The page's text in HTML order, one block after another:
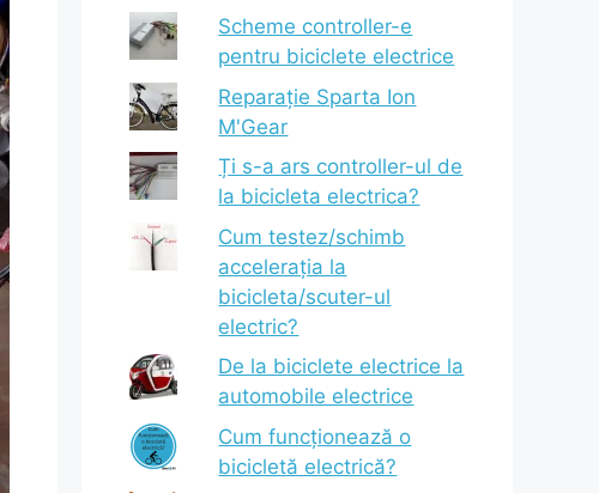
Scheme controller-e
pentru biciclete electrice
Reparație Sparta Ion
M'Gear
Ți s-a ars controller-ul de
la bicicleta electrica?
Cum testez/schimb
accelerația la
bicicleta/scuter-ul
electric?
De la biciclete electrice la
automobile electrice
Cum funcționează o
bicicletă electrică?